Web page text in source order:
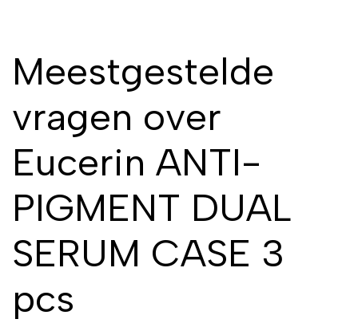
Meestgestelde
vragen over
Eucerin ANTI-
PIGMENT DUAL
SERUM CASE 3
pcs